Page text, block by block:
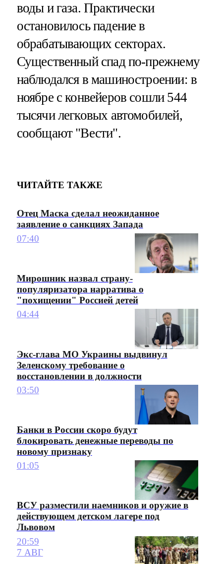
воды и газа. Практически
остановилось падение в
обрабатывающих секторах.
Существенный спад по-прежнему
наблюдался в машиностроении: в
ноябре с конвейеров сошли 544
тысячи легковых автомобилей,
сообщают "Вести".
ЧИТАЙТЕ ТАКЖЕ
Отец Маска сделал неожиданное
заявление о санкциях Запада
07:40
Мирошник назвал страну-
популяризатора нарратива о
"похищении" Россией детей
04:44
Экс-глава МО Украины выдвинул
Зеленскому требование о
восстановлении в должности
03:50
Банки в России скоро будут
блокировать денежные переводы по
новому признаку
01:05
ВСУ разместили наемников и оружие в
действующем детском лагере под
Львовом
20:59
7 АВГ